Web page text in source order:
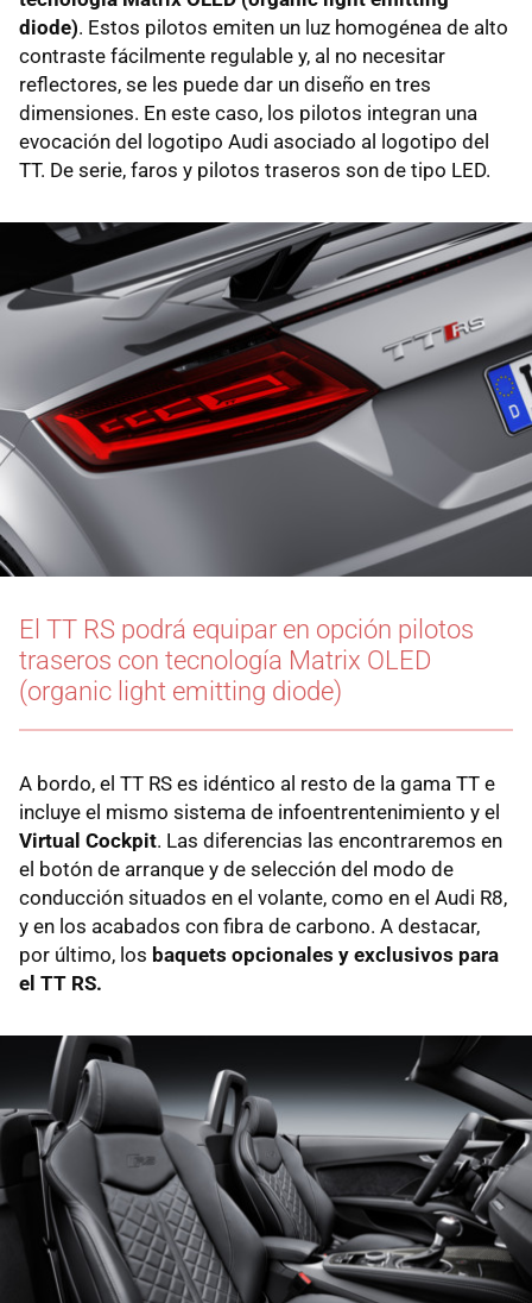
diode). Estos pilotos emiten un luz homogénea de alto
contraste fácilmente regulable y, al no necesitar
reflectores, se les puede dar un diseño en tres
dimensiones. En este caso, los pilotos integran una
evocación del logotipo Audi asociado al logotipo del
TT. De serie, faros y pilotos traseros son de tipo LED.
El TT RS podrá equipar en opción pilotos
traseros con tecnología Matrix OLED
(organic light emitting diode)
A bordo, el TT RS es idéntico al resto de la gama TT e
incluye el mismo sistema de infoentrentenimiento y el
Virtual Cockpit. Las diferencias las encontraremos en
el botón de arranque y de selección del modo de
conducción situados en el volante, como en el Audi R8,
y en los acabados con fibra de carbono. A destacar,
por último, los baquets opcionales y exclusivos para
el TT RS.